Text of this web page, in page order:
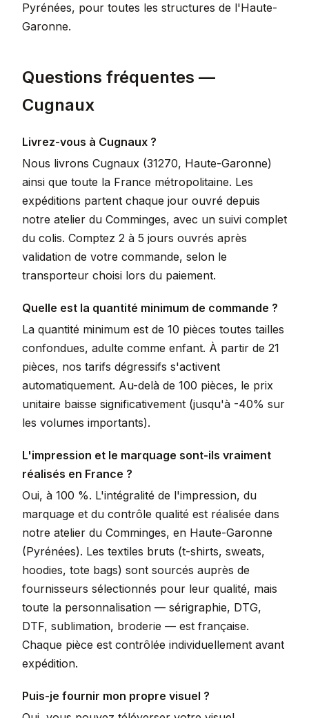
Pyrénées, pour toutes les structures de l'Haute-
Garonne.
Questions fréquentes —
Cugnaux
Livrez-vous à Cugnaux ?
Nous livrons Cugnaux (31270, Haute-Garonne)
ainsi que toute la France métropolitaine. Les
expéditions partent chaque jour ouvré depuis
notre atelier du Comminges, avec un suivi complet
du colis. Comptez 2 à 5 jours ouvrés après
validation de votre commande, selon le
transporteur choisi lors du paiement.
Quelle est la quantité minimum de commande ?
La quantité minimum est de 10 pièces toutes tailles
confondues, adulte comme enfant. À partir de 21
pièces, nos tarifs dégressifs s'activent
automatiquement. Au-delà de 100 pièces, le prix
unitaire baisse significativement (jusqu'à -40% sur
les volumes importants).
L'impression et le marquage sont-ils vraiment
réalisés en France ?
Oui, à 100 %. L'intégralité de l'impression, du
marquage et du contrôle qualité est réalisée dans
notre atelier du Comminges, en Haute-Garonne
(Pyrénées). Les textiles bruts (t-shirts, sweats,
hoodies, tote bags) sont sourcés auprès de
fournisseurs sélectionnés pour leur qualité, mais
toute la personnalisation — sérigraphie, DTG,
DTF, sublimation, broderie — est française.
Chaque pièce est contrôlée individuellement avant
expédition.
Puis-je fournir mon propre visuel ?